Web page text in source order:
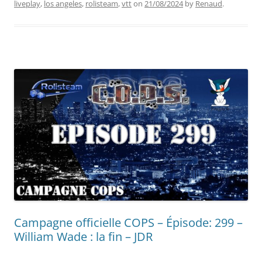
liveplay, los angeles, rolisteam,vtton 21/08/2024by Renaud.
Campagne officielle COPS – Épisode: 299 –
William Wade : la fin – JDR